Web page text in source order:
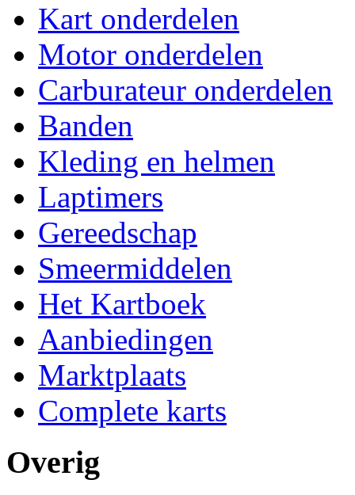
Kart onderdelen
Motor onderdelen
Carburateur onderdelen
Banden
Kleding en helmen
Laptimers
Gereedschap
Smeermiddelen
Het Kartboek
Aanbiedingen
Marktplaats
Complete karts
Overig